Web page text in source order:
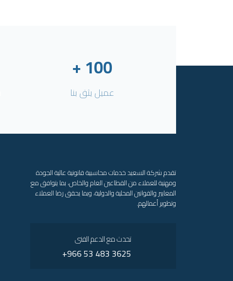
100
+
عميل يثق بنا
تقدم شركة السعيد خدمات محاسبية قانونية عالية الجودة
ومهنية للعملاء من القطاعين العام والخاص، بما يتوافق مع
المعايير والقوانين المحلية والدولية، وبما يحقق رضا العملاء
وتطوير أعمالهم.
تحدث مع الدعم الفنى
3625 483 53 966+